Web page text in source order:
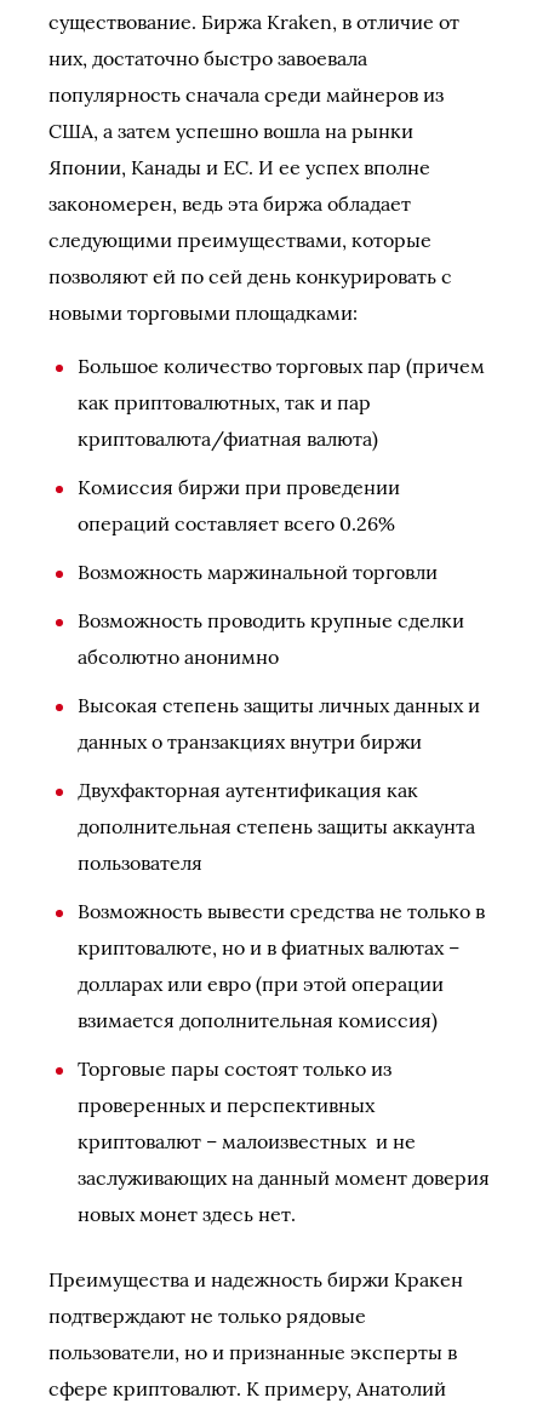
существование. Биржа Kraken, в отличие от
них, достаточно быстро завоевала
популярность сначала среди майнеров из
США, а затем успешно вошла на рынки
Японии, Канады и ЕС. И ее успех вполне
закономерен, ведь эта биржа обладает
следующими преимуществами, которые
позволяют ей по сей день конкурировать с
новыми торговыми площадками:
Большое количество торговых пар (причем
как приптовалютных, так и пар
криптовалюта/фиатная валюта)
Комиссия биржи при проведении
операций составляет всего 0.26%
Возможность маржинальной торговли
Возможность проводить крупные сделки
абсолютно анонимно
Высокая степень защиты личных данных и
данных о транзакциях внутри биржи
Двухфакторная аутентификация как
дополнительная степень защиты аккаунта
пользователя
Возможность вывести средства не только в
криптовалюте, но и в фиатных валютах –
долларах или евро (при этой операции
взимается дополнительная комиссия)
Торговые пары состоят только из
проверенных и перспективных
криптовалют – малоизвестных и не
заслуживающих на данный момент доверия
новых монет здесь нет.
Преимущества и надежность биржи Кракен
подтверждают не только рядовые
пользователи, но и признанные эксперты в
сфере криптовалют. К примеру, Анатолий